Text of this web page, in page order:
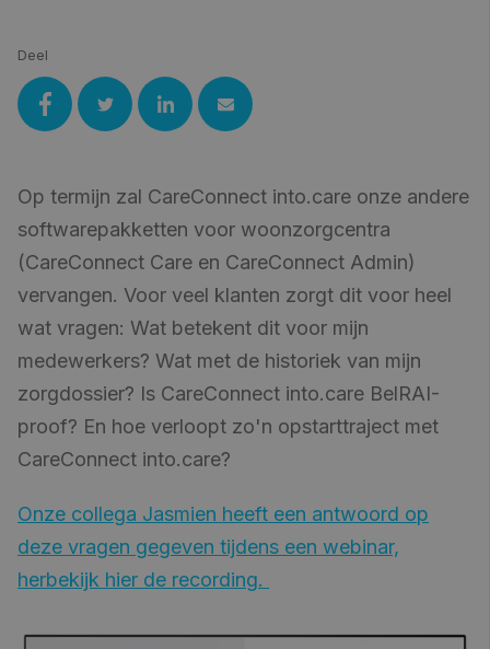
Deel
Op termijn zal CareConnect into.care onze andere
softwarepakketten voor woonzorgcentra
(CareConnect Care en CareConnect Admin)
vervangen. Voor veel klanten zorgt dit voor heel
wat vragen: Wat betekent dit voor mijn
medewerkers? Wat met de historiek van mijn
zorgdossier? Is CareConnect into.care BelRAI-
proof? En hoe verloopt zo'n opstarttraject met
CareConnect into.care?
Onze collega Jasmien heeft een antwoord op
deze vragen gegeven tijdens een webinar,
herbekijk hier de recording.